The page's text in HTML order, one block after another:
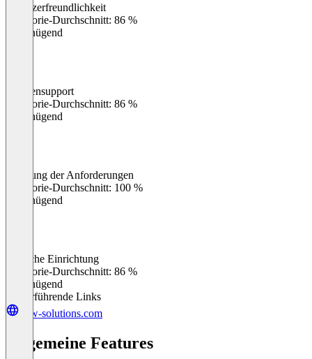
Benutzerfreundlichkeit
Kategorie-Durchschnitt: 86 %
Ungenügend
Kundensupport
Kategorie-Durchschnitt: 86 %
Ungenügend
Erfüllung der Anforderungen
Kategorie-Durchschnitt: 100 %
Ungenügend
Einfache Einrichtung
Kategorie-Durchschnitt: 86 %
Ungenügend
Weiterführende Links
new-solutions.com
Allgemeine Features